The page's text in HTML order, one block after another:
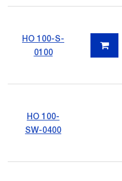
HO 100-S-
0100
HO 100-
SW-0400